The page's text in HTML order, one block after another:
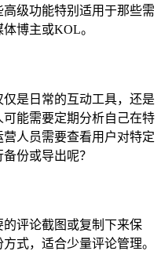
级功能特别适用于那些需
博主或KOL。
是日常的互动工具，还是
能需要定期分析自己在特
人员需要查看用户对特定
份或导出呢？
评论截图或复制下来保
式，适合少量评论管理。